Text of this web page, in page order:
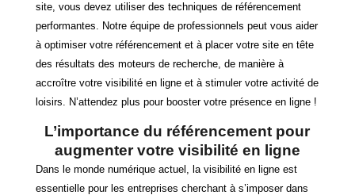
site, vous devez utiliser des techniques de référencement
performantes. Notre équipe de professionnels peut vous aider
à optimiser votre référencement et à placer votre site en tête
des résultats des moteurs de recherche, de manière à
accroître votre visibilité en ligne et à stimuler votre activité de
loisirs. N’attendez plus pour booster votre présence en ligne !
L’importance du référencement pour
augmenter votre visibilité en ligne
Dans le monde numérique actuel, la visibilité en ligne est
essentielle pour les entreprises cherchant à s’imposer dans